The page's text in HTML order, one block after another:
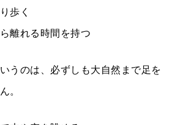
歩く
離れる時間を持つ
うのは、必ずしも大自然まで足を
。